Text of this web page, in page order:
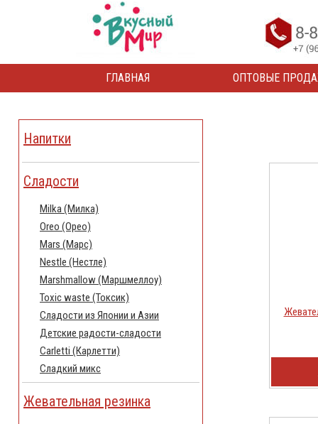
ГЛАВНАЯ ОПТОВЫЕ
Напитки
Сладости
Milka (Милка)
Oreo (Орео)
Mars (Марс)
Nestle (Нестле)
Marshmallow (Маршмеллоу)
Toxic waste (Токсик)
Сладости из Японии и Азии
Детские радости-сладости
Carletti (Карлетти)
Сладкий микс
Жевательная резинка